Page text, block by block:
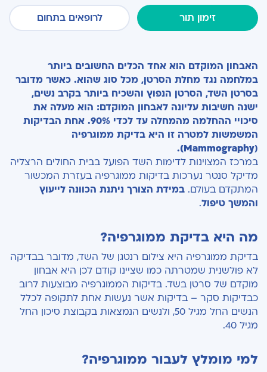
זימון תור לרופאים בתחום
האבחון המוקדם הוא אחד הכלים החשובים ביותר
במלחמה נגד מחלת הסרטן, מכל סוג שהוא. כאשר מדובר
בסרטן השד, הסרטן הנפוץ והשכיח ביותר בקרב נשים,
ישנה חשיבות עליונה לאבחון המוקדם: הוא מעלה את
סיכויי ההחלמה מהמחלה עד לכדי 90%. אחת הבדיקות
המשמשות למטרה זו היא בדיקת ממוגרפיה
(
Mammography)
.
במרכז המצוינות לדימות השד הפועל בבית החולים הרצליה
מדיקל סנטר נערכות בדיקות ממוגרפיה בעזרת המכשור
המתקדם בעולם. במידת הצורך ניתנת הכוונה לייעוץ
והמשך טיפול.
מה היא בדיקת ממוגרפיה?
בדיקת ממוגרפיה היא צילום רנטגן של השד, מדובר בבדיקה
לא פולשנית שמטרתה כמו שציינו קודם לכן היא אבחון
מוקדם של סרטן בשד. בדיקות הממוגרפיה מבוצעות לרוב
כבדיקות סקר – בדיקות אשר נעשות אחת לתקופה לכלל
הנשים החל מגיל 50, ולנשים הנמצאות בקבוצת סיכון החל
מגיל 40.
למי מומלץ לעבור ממוגרפיה?